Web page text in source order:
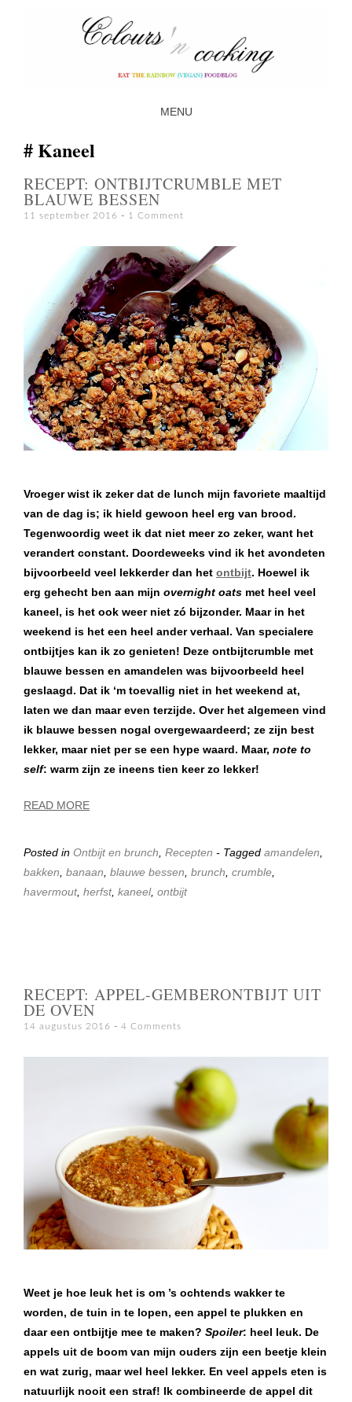
MENU
Kaneel
RECEPT: ONTBIJTCRUMBLE MET
BLAUWE BESSEN
11 september 2016 1 Comment
Vroeger wist ik zeker dat de lunch mijn favoriete maaltijd
van de dag is; ik hield gewoon heel erg van brood.
Tegenwoordig weet ik dat niet meer zo zeker, want het
verandert constant. Doordeweeks vind ik het avondeten
bijvoorbeeld veel lekkerder dan het ontbijt. Hoewel ik
erg gehecht ben aan mijn overnight oats met heel veel
kaneel, is het ook weer niet zó bijzonder. Maar in het
weekend is het een heel ander verhaal. Van specialere
ontbijtjes kan ik zo genieten! Deze ontbijtcrumble met
blauwe bessen en amandelen was bijvoorbeeld heel
geslaagd. Dat ik ‘m toevallig niet in het weekend at,
laten we dan maar even terzijde. Over het algemeen vind
ik blauwe bessen nogal overgewaardeerd; ze zijn best
lekker, maar niet per se een hype waard. Maar, note to
self: warm zijn ze ineens tien keer zo lekker!
READ MORE
Posted in Ontbijt en brunch, Recepten - Tagged amandelen,
bakken, banaan, blauwe bessen, brunch, crumble,
havermout, herfst, kaneel, ontbijt
RECEPT: APPEL-GEMBERONTBIJT UIT
DE OVEN
14 augustus 2016 4 Comments
Weet je hoe leuk het is om ’s ochtends wakker te
worden, de tuin in te lopen, een appel te plukken en
daar een ontbijtje mee te maken? Spoiler: heel leuk. De
appels uit de boom van mijn ouders zijn een beetje klein
en wat zurig, maar wel heel lekker. En veel appels eten is
natuurlijk nooit een straf! Ik combineerde de appel dit